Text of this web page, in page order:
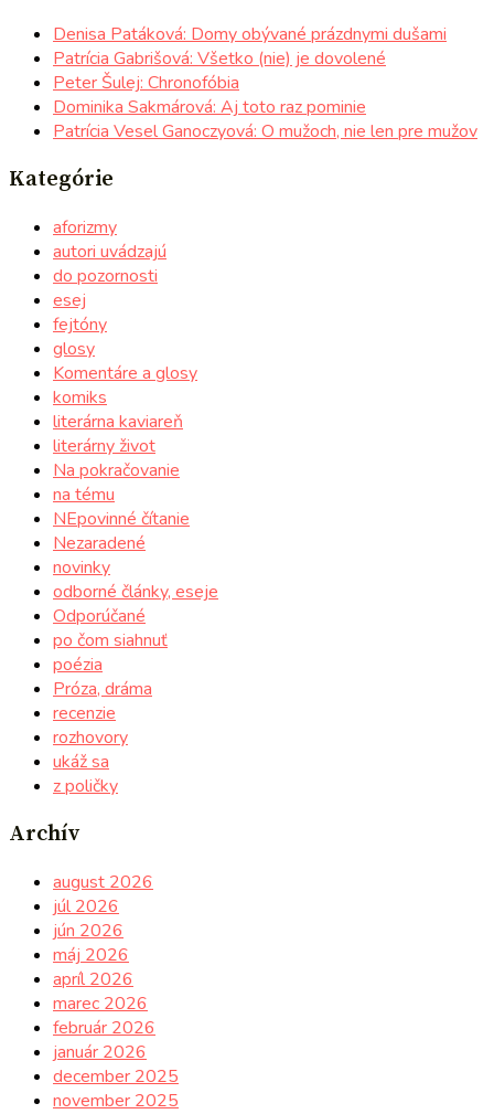
Denisa Patáková: Domy obývané prázdnymi dušami
Patrícia Gabrišová: Všetko (nie) je dovolené
Peter Šulej: Chronofóbia
Dominika Sakmárová: Aj toto raz pominie
Patrícia Vesel Ganoczyová: O mužoch, nie len pre mužov
Kategórie
aforizmy
autori uvádzajú
do pozornosti
esej
fejtóny
glosy
Komentáre a glosy
komiks
literárna kaviareň
literárny život
Na pokračovanie
na tému
NEpovinné čítanie
Nezaradené
novinky
odborné články, eseje
Odporúčané
po čom siahnuť
poézia
Próza, dráma
recenzie
rozhovory
ukáž sa
z poličky
Archív
august 2026
júl 2026
jún 2026
máj 2026
apríl 2026
marec 2026
február 2026
január 2026
december 2025
november 2025